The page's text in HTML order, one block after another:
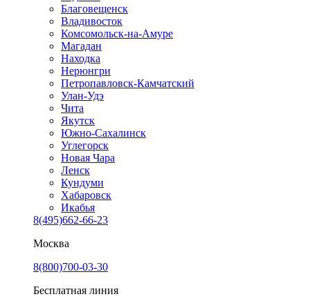
Благовещенск
Владивосток
Комсомольск-на-Амуре
Магадан
Находка
Нерюнгри
Петропавловск-Камчатский
Улан-Удэ
Чита
Якутск
Южно-Сахалинск
Углегорск
Новая Чара
Ленск
Кундуми
Хабаровск
Икабья
8(495)662-66-23
Москва
8(800)700-03-30
Бесплатная линия